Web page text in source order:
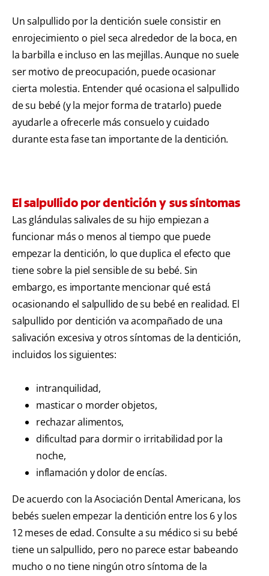
Un salpullido por la dentición suele consistir en
enrojecimiento o piel seca alrededor de la boca, en
la barbilla e incluso en las mejillas. Aunque no suele
ser motivo de preocupación, puede ocasionar
cierta molestia. Entender qué ocasiona el salpullido
de su bebé (y la mejor forma de tratarlo) puede
ayudarle a ofrecerle más consuelo y cuidado
durante esta fase tan importante de la dentición.
El salpullido por dentición y sus síntomas
Las glándulas salivales de su hijo empiezan a
funcionar más o menos al tiempo que puede
empezar la dentición, lo que duplica el efecto que
tiene sobre la piel sensible de su bebé. Sin
embargo, es importante mencionar qué está
ocasionando el salpullido de su bebé en realidad. El
salpullido por dentición va acompañado de una
salivación excesiva y otros síntomas de la dentición,
incluidos los siguientes:
intranquilidad,
masticar o morder objetos,
rechazar alimentos,
dificultad para dormir o irritabilidad por la
noche,
inflamación y dolor de encías.
De acuerdo con la Asociación Dental Americana, los
bebés suelen empezar la dentición entre los 6 y los
12 meses de edad. Consulte a su médico si su bebé
tiene un salpullido, pero no parece estar babeando
mucho o no tiene ningún otro síntoma de la